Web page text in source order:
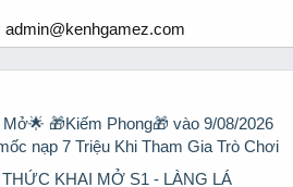
admin@kenhgamez.com
🎁Kiếm Phong🎁 vào 9/08/2026
nạp 7 Triệu Khi Tham Gia Trò Chơi
KHAI MỞ S1 - LÀNG LÁ